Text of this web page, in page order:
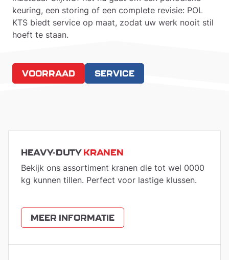
keuring, een storing of een complete revisie: POL
KTS biedt service op maat, zodat uw werk nooit stil
hoeft te staan.
VOORRAAD SERVICE
HEAVY-DUTY KRANEN
Bekijk ons assortiment kranen die tot wel 0000
kg kunnen tillen. Perfect voor lastige klussen.
MEER INFORMATIE